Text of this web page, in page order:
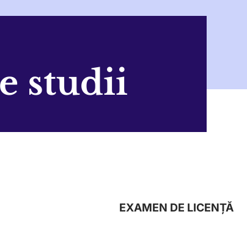
studii
EXAMEN DE LICENȚĂ